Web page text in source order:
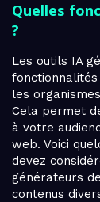
Quelles
?
Les outils IA
les
Cela permet
à votre
web. Voici
devez
générateurs
contenus